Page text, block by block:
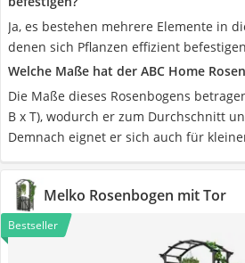
Ja, es bestehen mehrere Elemente in
denen sich Pflanzen effizient
Welche Maße hat der ABC Home
Die Maße dieses Rosenbogens
B x T), wodurch er zum Durchschnitt
Demnach eignet er sich auch für
Melko Rosenbogen mit Tor
Bestseller